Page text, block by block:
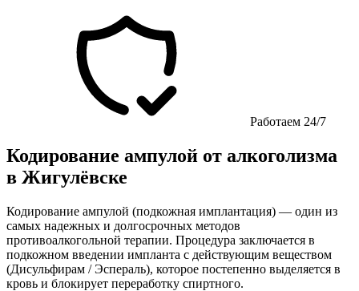
Работаем 24/7
Кодирование ампулой от алкоголизма
в Жигулёвске
Кодирование ампулой (подкожная имплантация) — один из
самых надежных и долгосрочных методов
противоалкогольной терапии. Процедура заключается в
подкожном введении импланта с действующим веществом
(Дисульфирам / Эспераль), которое постепенно выделяется в
кровь и блокирует переработку спиртного.